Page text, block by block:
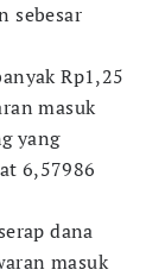
sebesar
Rp1,25
masuk
yang
6,57986
dana
masuk